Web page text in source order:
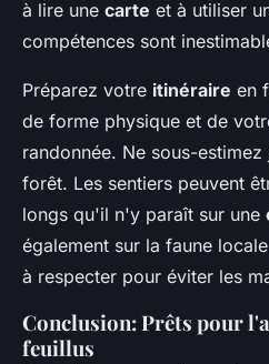
à lire une carte et à utiliser
compétences sont
Préparez votre itinéraire en
de forme physique et de
randonnée. Ne sous-
forêt. Les sentiers peuvent
longs qu'il n'y paraît sur une
également sur la faune
à respecter pour éviter les
Conclusion: Prêts pour
feuillus